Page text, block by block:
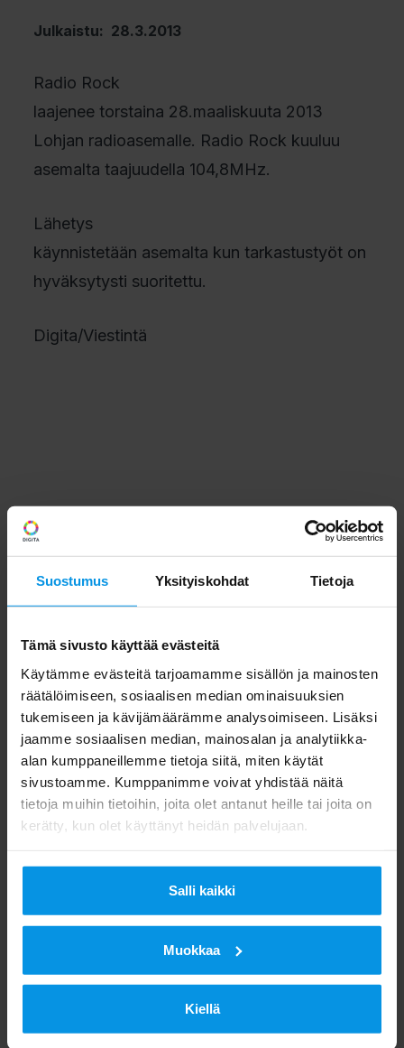
Suostumus Yksityiskohdat Tietoja
Tämä sivusto käyttää evästeitä
Käytämme evästeitä tarjoamamme sisällön ja mainosten
räätälöimiseen, sosiaalisen median ominaisuuksien
tukemiseen ja kävijämäärämme analysoimiseen. Lisäksi
jaamme sosiaalisen median, mainosalan ja analytiikka-
alan kumppaneillemme tietoja siitä, miten käytät
sivustoamme. Kumppanimme voivat yhdistää näitä
tietoja muihin tietoihin, joita olet antanut heille tai joita on
kerätty, kun olet käyttänyt heidän palvelujaan.
Salli kaikki
Muokkaa
Kiellä
Julkaistu: 28.3.2013
Radio Rock
laajenee torstaina 28.maaliskuuta 2013
Lohjan radioasemalle. Radio Rock kuuluu
asemalta taajuudella 104,8MHz.
Lähetys
käynnistetään asemalta kun tarkastustyöt on
hyväksytysti suoritettu.
Digita/Viestintä